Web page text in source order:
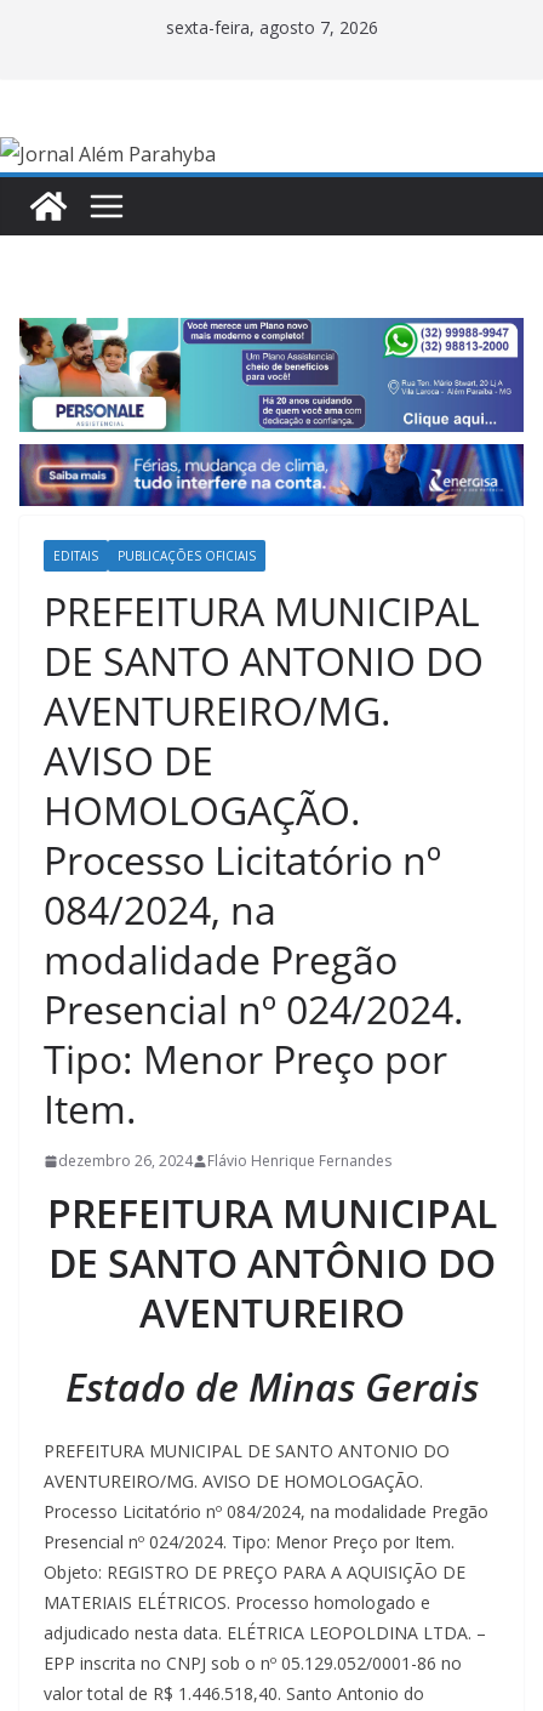
sexta-feira, agosto 7, 2026
EDITAIS PUBLICAÇÕES OFICIAIS
PREFEITURA MUNICIPAL
DE SANTO ANTONIO DO
AVENTUREIRO/MG.
AVISO DE
HOMOLOGAÇÃO.
Processo Licitatório nº
084/2024, na
modalidade Pregão
Presencial nº 024/2024.
Tipo: Menor Preço por
Item.
dezembro 26, 2024 Flávio Henrique Fernandes
PREFEITURA MUNICIPAL
DE SANTO ANTÔNIO DO
AVENTUREIRO
Estado de Minas Gerais
PREFEITURA MUNICIPAL DE SANTO ANTONIO DO
AVENTUREIRO/MG. AVISO DE HOMOLOGAÇÃO.
Processo Licitatório nº 084/2024, na modalidade Pregão
Presencial nº 024/2024. Tipo: Menor Preço por Item.
Objeto: REGISTRO DE PREÇO PARA A AQUISIÇÃO DE
MATERIAIS ELÉTRICOS. Processo homologado e
adjudicado nesta data. ELÉTRICA LEOPOLDINA LTDA. –
EPP inscrita no CNPJ sob o nº 05.129.052/0001-86 no
valor total de R$ 1.446.518,40. Santo Antonio do